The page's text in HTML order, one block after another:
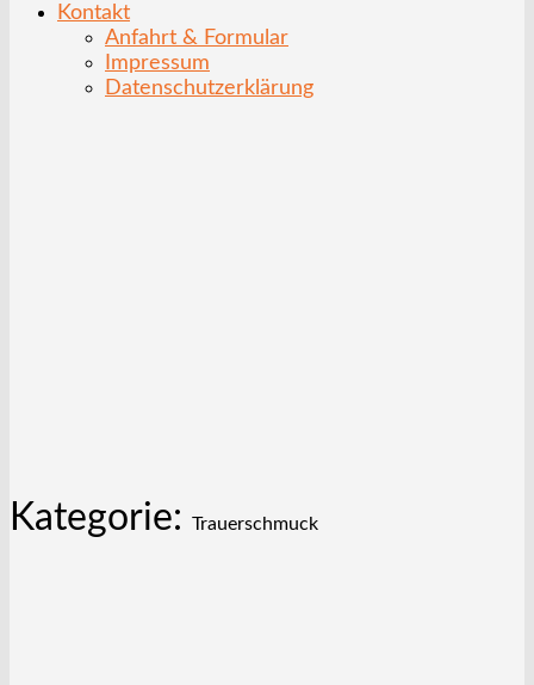
Kontakt
Anfahrt & Formular
Impressum
Datenschutzerklärung
Kategorie: Trauerschmuck